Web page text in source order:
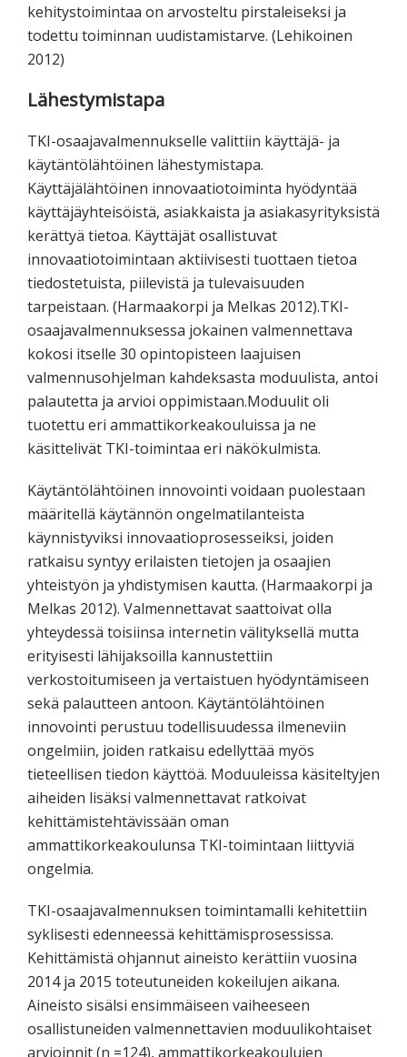
kehitystoimintaa on arvosteltu pirstaleiseksi ja
todettu toiminnan uudistamistarve. (Lehikoinen
2012)
Lähestymistapa
TKI-osaajavalmennukselle valittiin käyttäjä- ja
käytäntölähtöinen lähestymistapa.
Käyttäjälähtöinen innovaatiotoiminta hyödyntää
käyttäjäyhteisöistä, asiakkaista ja asiakasyrityksistä
kerättyä tietoa. Käyttäjät osallistuvat
innovaatiotoimintaan aktiivisesti tuottaen tietoa
tiedostetuista, piilevistä ja tulevaisuuden
tarpeistaan. (Harmaakorpi ja Melkas 2012).TKI-
osaajavalmennuksessa jokainen valmennettava
kokosi itselle 30 opintopisteen laajuisen
valmennusohjelman kahdeksasta moduulista, antoi
palautetta ja arvioi oppimistaan.Moduulit oli
tuotettu eri ammattikorkeakouluissa ja ne
käsittelivät TKI-toimintaa eri näkökulmista.
Käytäntölähtöinen innovointi voidaan puolestaan
määritellä käytännön ongelmatilanteista
käynnistyviksi innovaatioprosesseiksi, joiden
ratkaisu syntyy erilaisten tietojen ja osaajien
yhteistyön ja yhdistymisen kautta. (Harmaakorpi ja
Melkas 2012). Valmennettavat saattoivat olla
yhteydessä toisiinsa internetin välityksellä mutta
erityisesti lähijaksoilla kannustettiin
verkostoitumiseen ja vertaistuen hyödyntämiseen
sekä palautteen antoon. Käytäntölähtöinen
innovointi perustuu todellisuudessa ilmeneviin
ongelmiin, joiden ratkaisu edellyttää myös
tieteellisen tiedon käyttöä. Moduuleissa käsiteltyjen
aiheiden lisäksi valmennettavat ratkoivat
kehittämistehtävissään oman
ammattikorkeakoulunsa TKI-toimintaan liittyviä
ongelmia.
TKI-osaajavalmennuksen toimintamalli kehitettiin
syklisesti edenneessä kehittämisprosessissa.
Kehittämistä ohjannut aineisto kerättiin vuosina
2014 ja 2015 toteutuneiden kokeilujen aikana.
Aineisto sisälsi ensimmäiseen vaiheeseen
osallistuneiden valmennettavien moduulikohtaiset
arvioinnit (n =124), ammattikorkeakoulujen